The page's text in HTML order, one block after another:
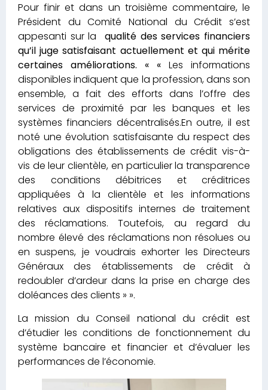
Pour finir et dans un troisième commentaire, le
Président du Comité National du Crédit s’est
appesanti sur la
qualité des services financiers
qu’il juge satisfaisant actuellement et qui mérite
certaines améliorations. « « Les informations
disponibles indiquent que la profession, dans son
ensemble, a fait des efforts dans l’offre des
services de proximité par les banques et les
systèmes financiers décentralisés.En outre, il est
noté une évolution satisfaisante du respect des
obligations des établissements de crédit vis-à-
vis de leur clientèle, en particulier la transparence
des conditions débitrices et créditrices
appliquées à la clientèle et les informations
relatives aux dispositifs internes de traitement
des réclamations. Toutefois, au regard du
nombre élevé des réclamations non résolues ou
en suspens, je voudrais exhorter les Directeurs
Généraux des établissements de crédit à
redoubler d’ardeur dans la prise en charge des
doléances des clients » ».
La mission du Conseil national du crédit est
d’étudier les conditions de fonctionnement du
système bancaire et financier et d’évaluer les
performances de l’économie.